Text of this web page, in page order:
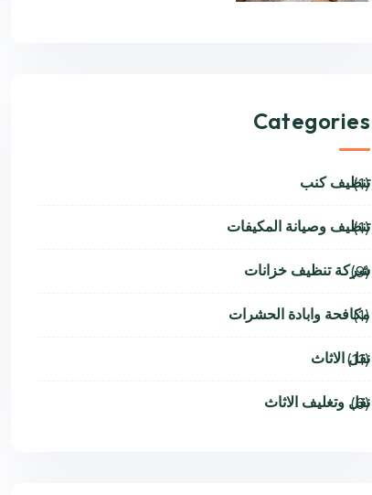
Categories
تنظيف كنب
(1)
تنظيف وصيانة المكيفات
(1)
شركة تنظيف خزانات
(9)
مكافحة وابادة الحشرات
(1)
نقل الاثاث
(11)
نقل وتغليف الاثاث
(6)